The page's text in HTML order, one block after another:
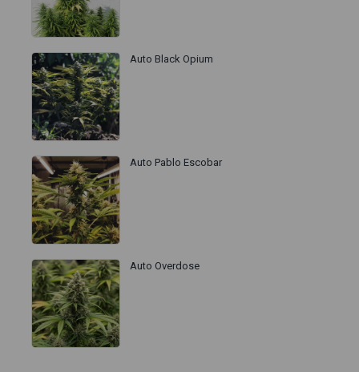
Auto Black Opium
Auto Pablo Escobar
Auto Overdose